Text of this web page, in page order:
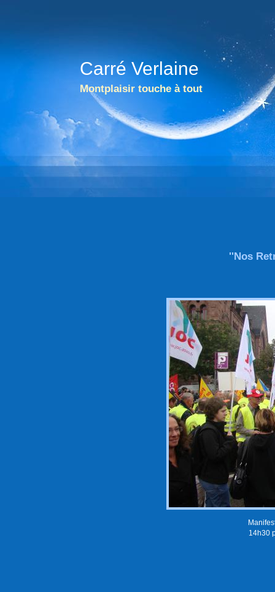
Carré Verlaine
Montplaisir touche à tout
''Nos
14h30